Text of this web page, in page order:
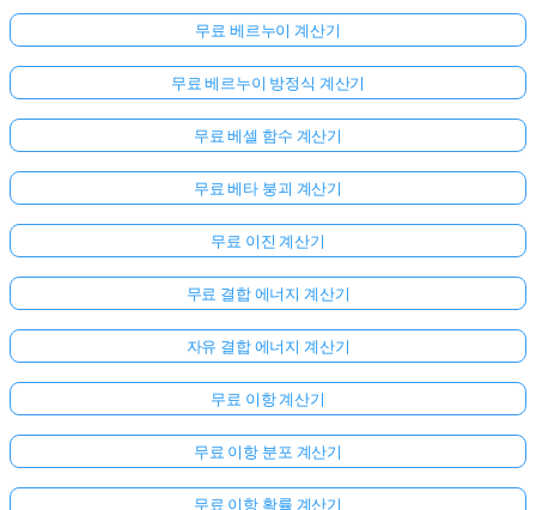
무료 베르누이 계산기
무료 베르누이 방정식 계산기
무료 베셀 함수 계산기
무료 베타 붕괴 계산기
무료 이진 계산기
무료 결합 에너지 계산기
자유 결합 에너지 계산기
무료 이항 계산기
무료 이항 분포 계산기
무료 이항 확률 계산기